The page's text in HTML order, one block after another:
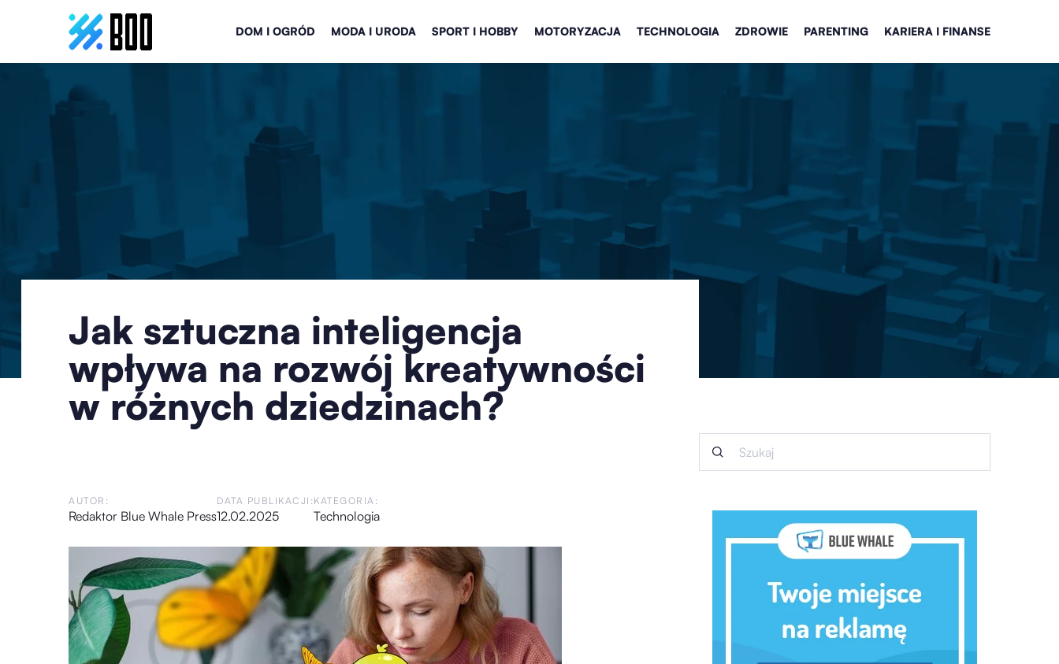
DOM I OGRÓD MODA I URODA SPORT I HOBBY MOTORYZACJA TECHNOLOGIA ZDROWIE PARENTING KARIERA I FINANSE
Jak sztuczna inteligencja
wpływa na rozwój kreatywności
w różnych dziedzinach?
AUTOR:
Redaktor Blue Whale Press
DATA PUBLIKACJI:
12.02.2025
KATEGORIA:
Technologia